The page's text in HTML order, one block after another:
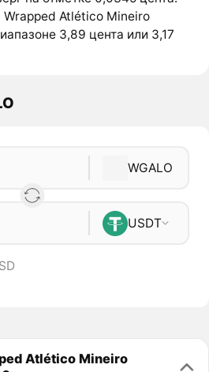
Wrapped Atlético Mineiro
3,89 цента или 3,17
WGALO
USDT
Atlético Mineiro